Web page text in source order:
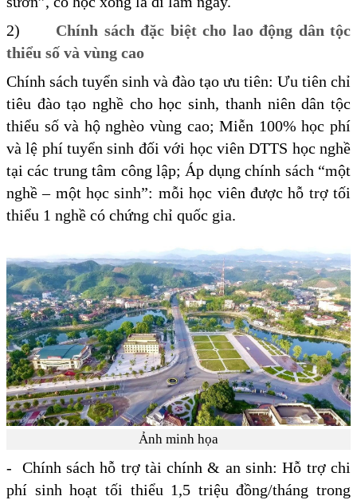
2) Chính sách đặc biệt cho lao động dân tộc
thiểu số và vùng cao
Chính sách tuyển sinh và đào tạo ưu tiên: Ưu tiên chỉ
tiêu đào tạo nghề cho học sinh, thanh niên dân tộc
thiểu số và hộ nghèo vùng cao; Miễn 100% học phí
và lệ phí tuyển sinh đối với học viên DTTS học nghề
tại các trung tâm công lập; Áp dụng chính sách “một
nghề – một học sinh”: mỗi học viên được hỗ trợ tối
thiểu 1 nghề có chứng chỉ quốc gia.
Ảnh minh họa
- Chính sách hỗ trợ tài chính & an sinh: Hỗ trợ chi
phí sinh hoạt tối thiểu 1,5 triệu đồng/tháng trong